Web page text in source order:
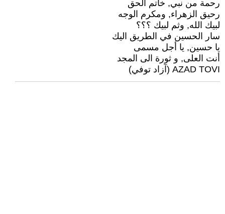
رحمة من نبي, خاتم الحق
رحيق الزهراء, ومكرم الوجه
لبيك الله, وثم لبيك ؟؟؟
سار الحسين في الطريق اليك
يا حسين, يا أجل مسمى
أنت العلى, و ثورة الى المجد
AZAD TOVI (آزاد توفي)